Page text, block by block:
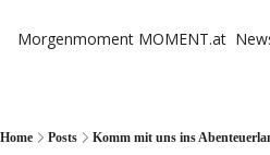
Morgenmoment MOMENT.at
Home Posts Komm mit uns ins